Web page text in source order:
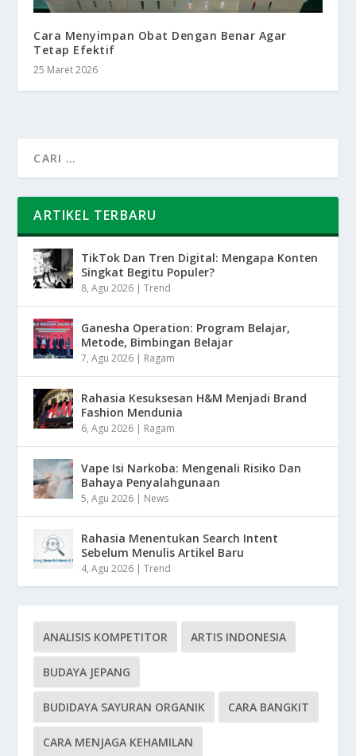
Cara Menyimpan Obat Dengan Benar Agar
Tetap Efektif
25 Maret 2026
ARTIKEL TERBARU
TikTok Dan Tren Digital: Mengapa Konten
Singkat Begitu Populer?
8, Agu 2026 |Trend
Ganesha Operation: Program Belajar,
Metode, Bimbingan Belajar
7, Agu 2026 | Ragam
Rahasia Kesuksesan H&M Menjadi Brand
Fashion Mendunia
6, Agu 2026 | Ragam
Vape Isi Narkoba: Mengenali Risiko Dan
Bahaya Penyalahgunaan
5, Agu 2026 | News
Rahasia Menentukan Search Intent
Sebelum Menulis Artikel Baru
4, Agu 2026 |Trend
ANALISIS KOMPETITOR ARTIS INDONESIA
BUDAYA JEPANG
BUDIDAYA SAYURAN ORGANIK CARA BANGKIT
CARA MENJAGA KEHAMILAN